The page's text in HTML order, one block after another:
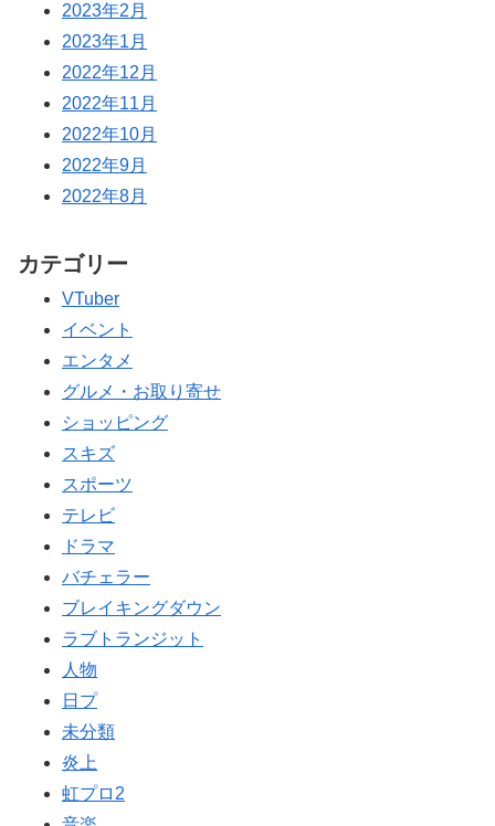
2023年2月
2023年1月
2022年12月
2022年11月
2022年10月
2022年9月
2022年8月
カテゴリー
VTuber
イベント
エンタメ
グルメ・お取り寄せ
ショッピング
スキズ
スポーツ
テレビ
ドラマ
バチェラー
ブレイキングダウン
ラブトランジット
人物
日プ
未分類
炎上
虹プロ2